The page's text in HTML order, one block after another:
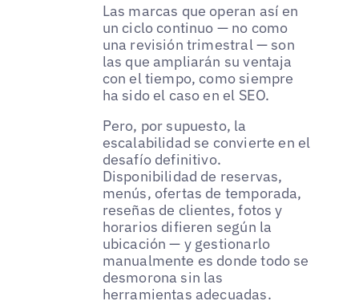
Las marcas que operan así en
un ciclo continuo — no como
una revisión trimestral — son
las que ampliarán su ventaja
con el tiempo, como siempre
ha sido el caso en el SEO.
Pero, por supuesto, la
escalabilidad se convierte en el
desafío definitivo.
Disponibilidad de reservas,
menús, ofertas de temporada,
reseñas de clientes, fotos y
horarios difieren según la
ubicación — y gestionarlo
manualmente es donde todo se
desmorona sin las
herramientas adecuadas.